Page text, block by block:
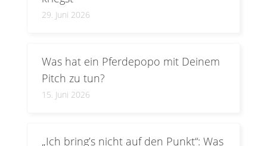
29. Juni 2026
Was hat ein Pferdepopo mit Deinem
Pitch zu tun?
15. Juni 2026
„Ich bring’s nicht auf den Punkt“: Was